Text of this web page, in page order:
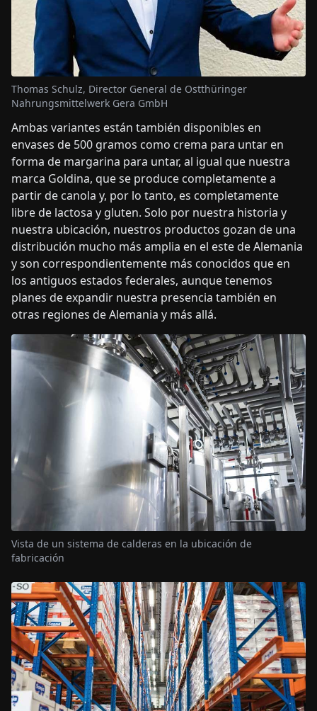
Thomas Schulz, Director General de Ostthüringer
Nahrungsmittelwerk Gera GmbH
Ambas variantes están también disponibles en
envases de 500 gramos como crema para untar en
forma de margarina para untar, al igual que nuestra
marca Goldina, que se produce completamente a
partir de canola y, por lo tanto, es completamente
libre de lactosa y gluten. Solo por nuestra historia y
nuestra ubicación, nuestros productos gozan de una
distribución mucho más amplia en el este de Alemania
y son correspondientemente más conocidos que en
los antiguos estados federales, aunque tenemos
planes de expandir nuestra presencia también en
otras regiones de Alemania y más allá.
Vista de un sistema de calderas en la ubicación de
fabricación